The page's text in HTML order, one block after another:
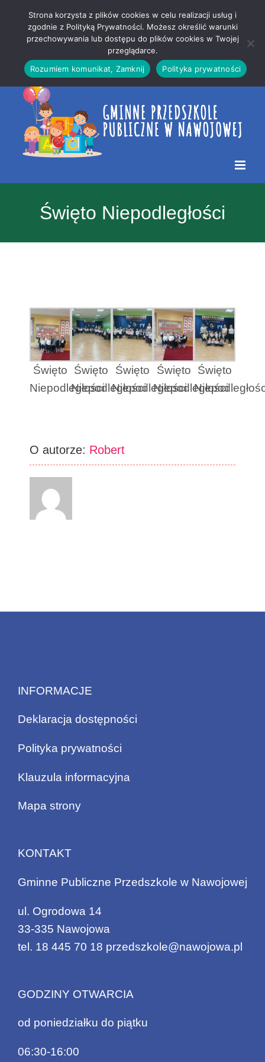
treści
strony
Święto Niepodległości
Święto
Niepodległości
Święto
Niepodległości
Święto
Niepodległości
Święto
Niepodległości
Święto
O autorze: Robert
INFORMACJE
Deklaracja dostępności
Polityka prywatności
Klauzula informacyjna
Mapa strony
KONTAKT
Gminne Publiczne Przedszkole w Nawojowej
ul. Ogrodowa 14
33-335 Nawojowa
tel. 18 445 70 18 przedszkole@nawojowa.pl
GODZINY OTWARCIA
od poniedziałku do piątku
06:30-16:00
Strona korzysta z plików cookies w celu realizacji usług i
zgodnie z Polityką Prywatności. Możesz określić warunki
przechowywania lub dostępu do plików cookies w Twojej
przeglądarce.
Rozumiem komunikat, Zamknij
Polityka prywatności